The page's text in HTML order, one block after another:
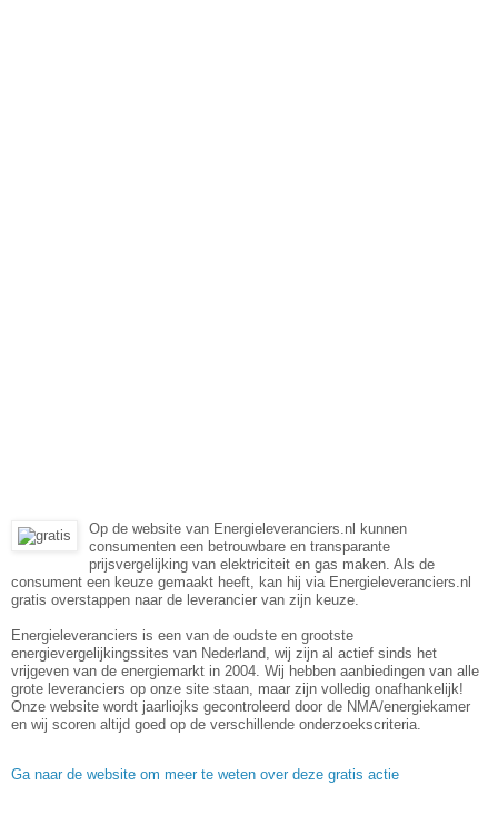
Op de website van Energieleveranciers.nl kunnen
consumenten een betrouwbare en transparante
prijsvergelijking van elektriciteit en gas maken. Als de
consument een keuze gemaakt heeft, kan hij via Energieleveranciers.nl
gratis overstappen naar de leverancier van zijn keuze.
Energieleveranciers is een van de oudste en grootste
energievergelijkingssites van Nederland, wij zijn al actief sinds het
vrijgeven van de energiemarkt in 2004. Wij hebben aanbiedingen van alle
grote leveranciers op onze site staan, maar zijn volledig onafhankelijk!
Onze website wordt jaarliojks gecontroleerd door de NMA/energiekamer
en wij scoren altijd goed op de verschillende onderzoekscriteria.
Ga naar de website om meer te weten over deze gratis actie